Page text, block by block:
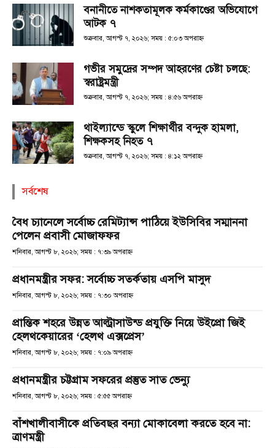
বনানীতে নাশকতামূলক কর্মকাণ্ডের অভিযোগে
আটক ৭
শুক্রবার, আগস্ট ৭, ২০২৬; সময় : ৫:০৩ অপরাহ্ণ
গভীর সমুদ্রের সম্পদ আহরণের চেষ্টা চলছে:
স্বরাষ্ট্রমন্ত্রী
শুক্রবার, আগস্ট ৭, ২০২৬; সময় : ৪:৫৬ অপরাহ্ণ
থাইল্যান্ডে স্কুলে শিক্ষার্থীর বন্দুক হামলা,
শিক্ষকসহ নিহত ৭
শুক্রবার, আগস্ট ৭, ২০২৬; সময় : ৪:১২ অপরাহ্ণ
সর্বশেষ
বৈধ চ্যানেলে সর্বোচ্চ রেমিট্যান্স পাঠিয়ে ইউসিবির সম্মাননা
পেলেন প্রবাসী মোজাফফর
শনিবার, আগস্ট ৮, ২০২৬; সময় : ৭:৩৯ অপরাহ্ণ
প্রধানমন্ত্রীর সফর: সর্বোচ্চ সতর্কতায় এসপি মাসুদ
শনিবার, আগস্ট ৮, ২০২৬; সময় : ৭:৩০ অপরাহ্ণ
প্রান্তিক শহরে উন্নত আল্ট্রাসাউন্ড প্রযুক্তি নিয়ে উইপ্রো জিই
হেলথকেয়ারের ‘হেলথ এক্সপ্রেস’
শনিবার, আগস্ট ৮, ২০২৬; সময় : ৭:০৯ অপরাহ্ণ
প্রধানমন্ত্রীর চট্টগ্রাম সফরের প্রস্তুত সাত ভেন্যু
শনিবার, আগস্ট ৮, ২০২৬; সময় : ৫:৫৫ অপরাহ্ণ
বাঁশখালীবাসীকে প্রতিবছর বন্যা মোকাবেলা করতে হবে না:
ত্রাণমন্ত্রী